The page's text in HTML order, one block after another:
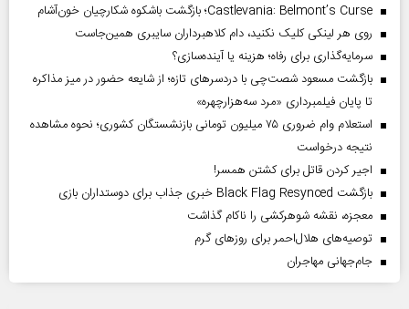
Castlevania: Belmont’s Curse؛ بازگشت باشکوه شکارچیان خون‌آشام
روی هر لینکی کلیک نکنید، دام کلاهبرداران سایبری همین‌جاست
سرمایه‌گذاری برای رفاه؛ هزینه یا آینده‌سازی؟
بازگشت مسعود شصت‌چی با دردسر‌های تازه؛ از شایعه حضور در میز مذاکره
تا پایان فیلمبرداری «مرد سه‌هزارچهره»
استعلام وام ضروری ۷۵ میلیون تومانی بازنشستگان کشوری؛ نحوه مشاهده
نتیجه درخواست
اجیر کردن قاتل برای کشتن همسر!
بازگشت Black Flag Resynced خبری جذاب برای دوستداران بازی
معجزه، نقشه شوهرکشی را ناکام گذاشت
توصیه‌های هلال‌احمر برای روز‌های گرم
جام‌جهانی مهاجران